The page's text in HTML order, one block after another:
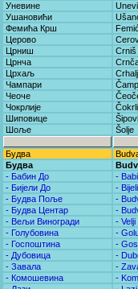
Уневине
Ушановићи
Фемића Крш
Церово
Црниш
Crniš
Црнча
Црхаљ
Crhalj
Чампари
Чеоче
Чокрлије
Шиповице
Шоље
Šolje
Будва
Будва
- Бабин До
-
- Бијели До
-
- Будва Поље
-
- Будва Центар
-
- Вељи Виногради
-
- Голубовина
-
- Госпоштина
-
- Дубовица
-
- Завала
-
- Комошевина
-